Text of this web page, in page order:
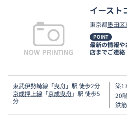
イースト
東京都墨田区
POINT
最新の情報
店までご連
東武伊勢崎線 「曳舟」駅 徒歩2分
京成押上線 「京成曳舟」駅 徒歩5
分
築
20
鉄